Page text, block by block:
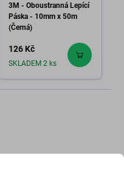
3M - Oboustranná Lepící
Páska - 10mm x 50m
(Černá)
126 Kč
SKLADEM 2 ks